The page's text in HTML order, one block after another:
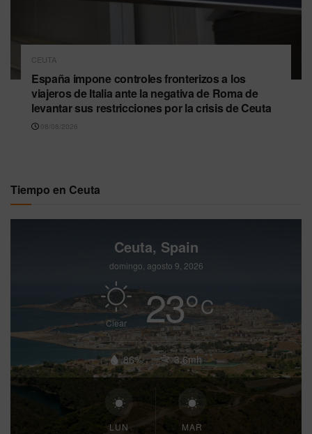
CEUTA
España impone controles fronterizos a los
viajeros de Italia ante la negativa de Roma de
levantar sus restricciones por la crisis de Ceuta
08/08/2026
Tiempo en Ceuta
Ceuta, Spain
domingo, agosto 9, 2026
Clear 23°C
86% 3.6mh
LUN MAR